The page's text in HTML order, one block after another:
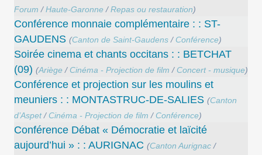
Forum /Haute-Garonne /Repas ou restauration)
Conférence monnaie complémentaire : : ST-
GAUDENS (Canton de Saint-Gaudens / Conférence)
Soirée cinema et chants occitans : : BETCHAT
(09) (Ariège / Cinéma - Projection de film / Concert - musique)
Conférence et projection sur les moulins et
meuniers : : MONTASTRUC-DE-SALIES (Canton
d’Aspet/ Cinéma - Projection de film / Conférence)
Conférence Débat « Démocratie et laïcité
aujourd’hui » : : AURIGNAC (Canton Aurignac /